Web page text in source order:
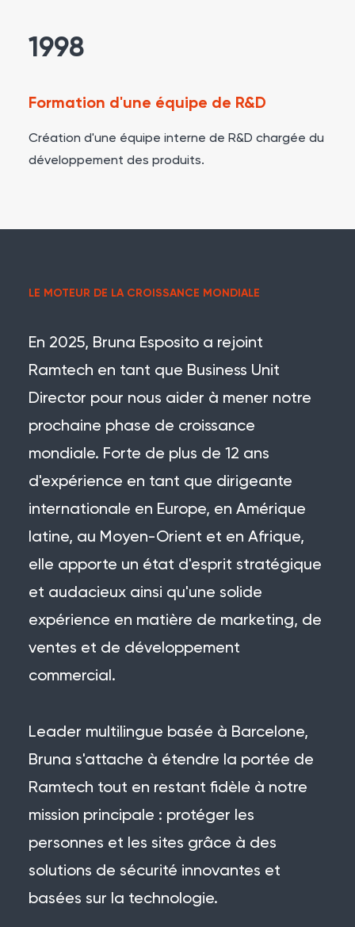
1998
Formation d'une équipe de R&D
Création d'une équipe interne de R&D chargée du
développement des produits.
LE MOTEUR DE LA CROISSANCE MONDIALE
En 2025, Bruna Esposito a rejoint
Ramtech en tant que Business Unit
Director pour nous aider à mener notre
prochaine phase de croissance
mondiale. Forte de plus de 12 ans
d'expérience en tant que dirigeante
internationale en Europe, en Amérique
latine, au Moyen-Orient et en Afrique,
elle apporte un état d'esprit stratégique
et audacieux ainsi qu'une solide
expérience en matière de marketing, de
ventes et de développement
commercial.
Leader multilingue basée à Barcelone,
Bruna s'attache à étendre la portée de
Ramtech tout en restant fidèle à notre
mission principale : protéger les
personnes et les sites grâce à des
solutions de sécurité innovantes et
basées sur la technologie.